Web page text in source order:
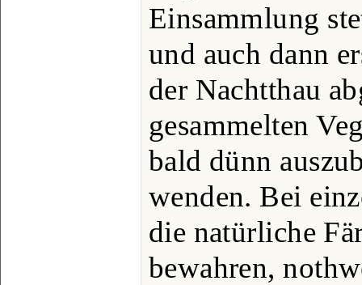
Einsammlung
und auch dann
der Nachtthau
gesammelten
bald dünn
wenden. Bei
die natürliche
bewahren,